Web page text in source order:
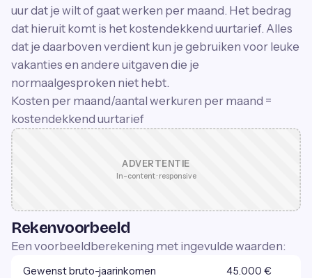
uur dat je wilt of gaat werken per maand. Het bedrag
dat hieruit komt is het kostendekkend uurtarief. Alles
dat je daarboven verdient kun je gebruiken voor leuke
vakanties en andere uitgaven die je
normaalgesproken niet hebt.
Kosten per maand/aantal werkuren per maand =
kostendekkend uurtarief
ADVERTENTIE
In-content · responsive
Rekenvoorbeeld
Een voorbeeldberekening met ingevulde waarden:
Gewenst bruto-jaarinkomen 45.000 €